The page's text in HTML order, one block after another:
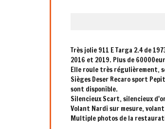
Très jolie 911 E Targa 2.4 de
2016 et 2019. Plus de
Elle roule très régulièrement,
Sièges Deser Recaro sport
sont disponible.
Silencieux Scart, silencieux
Volant Nardi sur mesure,
Multiple photos de la